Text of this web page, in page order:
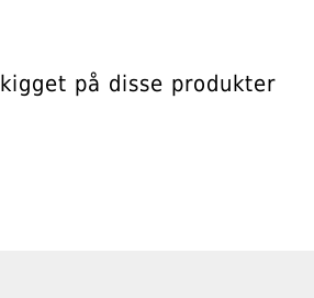
på disse produkter